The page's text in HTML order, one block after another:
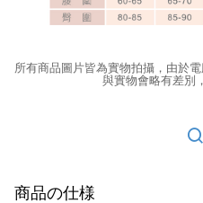
所有商品圖片皆為實物拍攝，由於
與實物會略有差別
商品の仕様